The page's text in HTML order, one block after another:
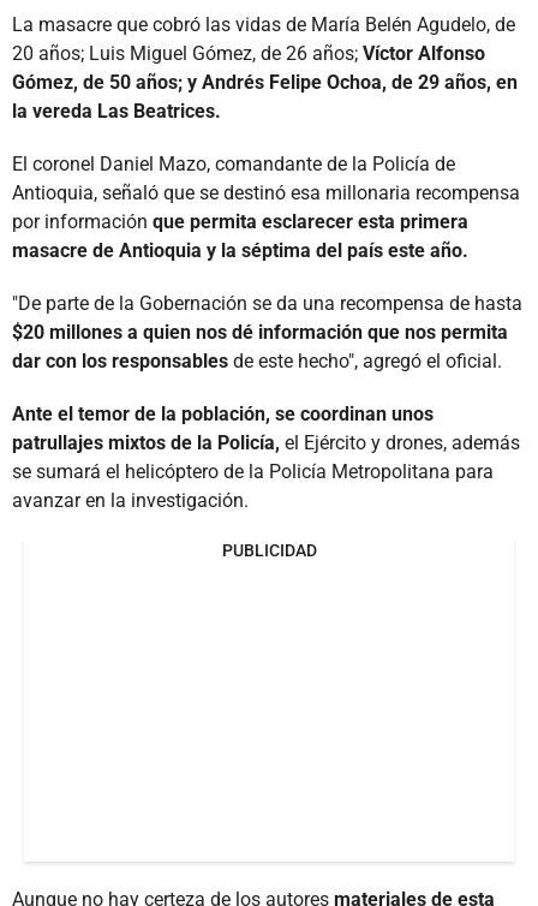
La masacre que cobró las vidas de María Belén Agudelo, de
20 años; Luis Miguel Gómez, de 26 años; Víctor Alfonso
Gómez, de 50 años; y Andrés Felipe Ochoa, de 29 años, en
la vereda Las Beatrices.
El coronel Daniel Mazo, comandante de la Policía de
Antioquia, señaló que se destinó esa millonaria recompensa
por información que permita esclarecer esta primera
masacre de Antioquia y la séptima del país este año.
"De parte de la Gobernación se da una recompensa de hasta
$20 millones a quien nos dé información que nos permita
dar con los responsables de este hecho", agregó el oficial.
Ante el temor de la población, se coordinan unos
patrullajes mixtos de la Policía, el Ejército y drones, además
se sumará el helicóptero de la Policía Metropolitana para
avanzar en la investigación.
PUBLICIDAD
Aunque no hay certeza de los autores materiales de esta